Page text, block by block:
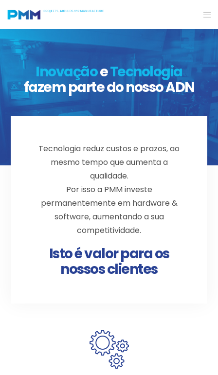
InovaçãoeTecnologia
fazem parte do nosso ADN
Tecnologia reduz custos e prazos, ao
mesmo tempo que aumenta a
qualidade.
Por isso a PMM investe
permanentemente em hardware &
software, aumentando a sua
competitividade.
Isto é valor para os
nossos clientes